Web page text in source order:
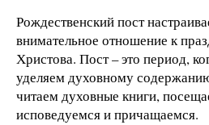
Рождественский пост
внимательное отношение к
Христова. Пост – это период,
уделяем духовному
читаем духовные книги,
исповедуемся и причащаемся.